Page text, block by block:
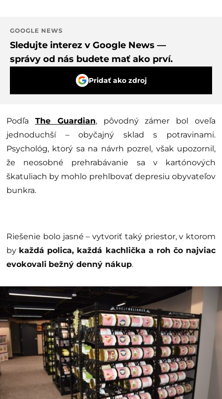
GOOGLE NEWS
Sledujte interez v Google News —
správy od nás budete mať ako prví.
Pridať ako zdroj
Podľa The Guardian, pôvodný zámer bol oveľa
jednoduchší – obyčajný sklad s potravinami.
Psychológ, ktorý sa na návrh pozrel, však upozornil,
že neosobné prehrabávanie sa v kartónových
škatuliach by mohlo prehlbovať depresiu obyvateľov
bunkra.
Riešenie bolo jasné – vytvoriť taký priestor, v ktorom
by každá polica, každá kachlička a roh čo najviac
evokovali bežný denný nákup.